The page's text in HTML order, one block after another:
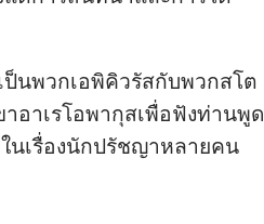
ป็น​พวก​เอพิคิวรัส​กับ​พวก​สโต
อาเรโอพากุส​เพื่อ​ฟัง​ท่าน​พูด​
น​เรื่อง​นัก​ปรัชญา​หลาย​คน